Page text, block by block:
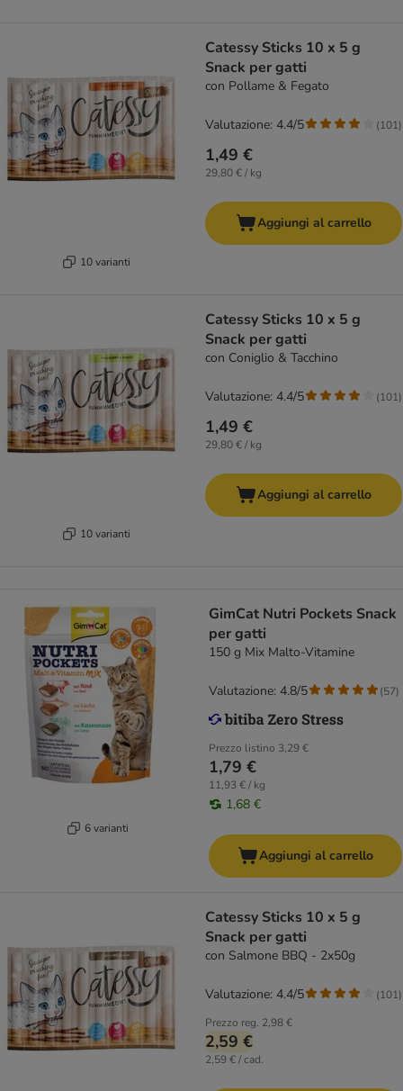
10 varianti
Catessy Sticks 10 x 5 g
Snack per gatti
con Pollame & Fegato
1,49 €
29,80 € / kg
Valutazione: 4.4/5 (101)
Aggiungi al carrello
10 varianti
Catessy Sticks 10 x 5 g
Snack per gatti
con Coniglio & Tacchino
1,49 €
29,80 € / kg
Valutazione: 4.4/5 (101)
Aggiungi al carrello
6 varianti
GimCat Nutri Pockets Snack
per gatti
150 g Mix Malto-Vitamine
Prezzo listino 3,29 €
1,79 €
11,93 € / kg
1,68 €
Valutazione: 4.8/5 (57)
Aggiungi al carrello
Catessy Sticks 10 x 5 g
Snack per gatti
con Salmone BBQ - 2x50g
Prezzo reg. 2,98 €
2,59 €
2,59 € / cad.
Valutazione: 4.4/5 (101)